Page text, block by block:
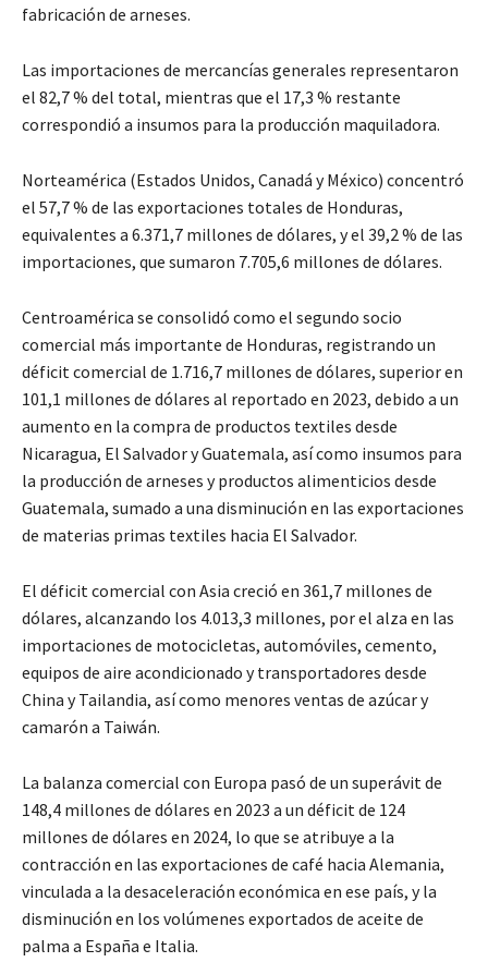
fabricación de arneses.
Las importaciones de mercancías generales representaron
el 82,7 % del total, mientras que el 17,3 % restante
correspondió a insumos para la producción maquiladora.
Norteamérica (Estados Unidos, Canadá y México) concentró
el 57,7 % de las exportaciones totales de Honduras,
equivalentes a 6.371,7 millones de dólares, y el 39,2 % de las
importaciones, que sumaron 7.705,6 millones de dólares.
Centroamérica se consolidó como el segundo socio
comercial más importante de Honduras, registrando un
déficit comercial de 1.716,7 millones de dólares, superior en
101,1 millones de dólares al reportado en 2023, debido a un
aumento en la compra de productos textiles desde
Nicaragua, El Salvador y Guatemala, así como insumos para
la producción de arneses y productos alimenticios desde
Guatemala, sumado a una disminución en las exportaciones
de materias primas textiles hacia El Salvador.
El déficit comercial con Asia creció en 361,7 millones de
dólares, alcanzando los 4.013,3 millones, por el alza en las
importaciones de motocicletas, automóviles, cemento,
equipos de aire acondicionado y transportadores desde
China y Tailandia, así como menores ventas de azúcar y
camarón a Taiwán.
La balanza comercial con Europa pasó de un superávit de
148,4 millones de dólares en 2023 a un déficit de 124
millones de dólares en 2024, lo que se atribuye a la
contracción en las exportaciones de café hacia Alemania,
vinculada a la desaceleración económica en ese país, y la
disminución en los volúmenes exportados de aceite de
palma a España e Italia.